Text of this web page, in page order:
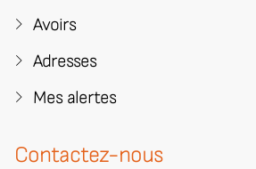
Avoirs
Adresses
Mes alertes
Contactez-nous